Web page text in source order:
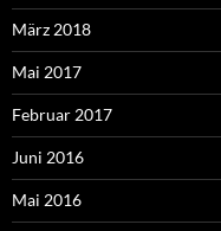
März 2018
Mai 2017
Februar 2017
Juni 2016
Mai 2016